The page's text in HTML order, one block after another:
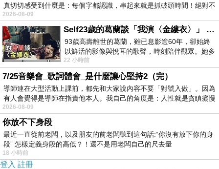
真切切感受到什麼是：每個字都認識，串起來就是抓破頭時間！絕對不
2026-08-09
Self23歲的葛蘭談「我演〈金縷衣〉」 #戀上老電影 #粟子 #葛蘭
93歲高壽離世的葛蘭，雖已息影逾60年，卻始終
以鮮活的影像與悅耳的歌聲，時刻陪伴觀眾。她多
才多藝、陽光開朗的形象，不僅保留在電影
22 小時前
7/25音樂會_歌詞體會_是什麼讓心堅持2（完）
導師連在大型活動上課前，都先和大家說內容不要「對號入做」。因為
有人會覺得是導師在指責他本人。我自己的角度是：人性就是貪瞋癡慢
2026-08-09
你放不下身段
最近一直從前老闆，以及朋友的前老闆聽到這句話:“你沒有放下你的身
段” 怎樣定義身段的高低？！還不是用老闆自己的尺去量
18 小時前
登入 註冊